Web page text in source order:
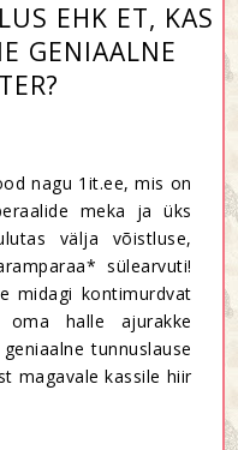
EHK ET, KAS
GENIAALNE
nagu 1it.ee, mis on
meka ja üks
välja võistluse,
sülearvuti!
midagi kontimurdvat
halle ajurakke
tunnuslause
magavale kassile hiir